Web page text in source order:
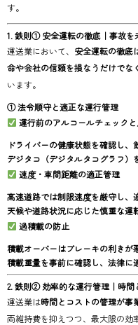
す。
1. 鉄則① 安全運転の徹底｜事故
運送業において、 安全運転の徹底
命や会社の信頼を損なうだけでな
います。
① 法令順守と適正な運行管理
運行前のアルコールチェック
ドライバーの健康状態を確認し、
デジタコ（デジタルタコグラフ
速度・車間距離の適正管理
高速道路では制限速度を厳守し、
天候や道路状況に応じた慎重な運
過積載の防止
積載オーバーはブレーキの利きが
積載重量を事前に確認し、法律に
2. 鉄則② 効率的な運行管理｜時間
運送業は時間とコストの管理が事
両維持費を抑えつつ、最大限の効